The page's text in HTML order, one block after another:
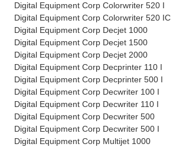
Digital Equipment Corp Colorwriter 520 I
Digital Equipment Corp Colorwriter 520 IC
Digital Equipment Corp Decjet 1000
Digital Equipment Corp Decjet 1500
Digital Equipment Corp Decjet 2000
Digital Equipment Corp Decprinter 110 I
Digital Equipment Corp Decprinter 500 I
Digital Equipment Corp Decwriter 100 I
Digital Equipment Corp Decwriter 110 I
Digital Equipment Corp Decwriter 500
Digital Equipment Corp Decwriter 500 I
Digital Equipment Corp Multijet 1000